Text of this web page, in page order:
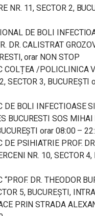
NR. 11, SECTOR 2,
DE BOLI
DR. CALISTRAT
orar NON STOP
COLȚEA /POLICLINICA
SECTOR 3, BUCUREȘTI
DE BOLI INFECTIOASE
BUCURESTI SOS MIHAI
orar 08:00 –
PSIHIATRIE PROF.
NR. 10, SECTOR 4,
DR. THEODOR
5, BUCUREȘTI,
PRIN STRADA